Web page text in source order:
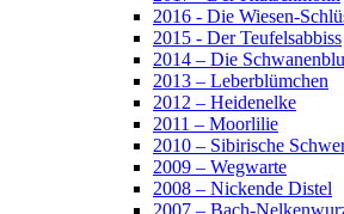
2016 - Die Wiesen-
2015 - Der Teufelsabbiss
2014 – Die
2013 – Leberblümchen
2012 – Heidenelke
2011 – Moorlilie
2010 – Sibirische
2009 – Wegwarte
2008 – Nickende Distel
2007 – Bach-